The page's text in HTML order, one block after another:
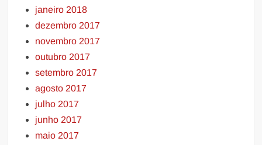
janeiro 2018
dezembro 2017
novembro 2017
outubro 2017
setembro 2017
agosto 2017
julho 2017
junho 2017
maio 2017